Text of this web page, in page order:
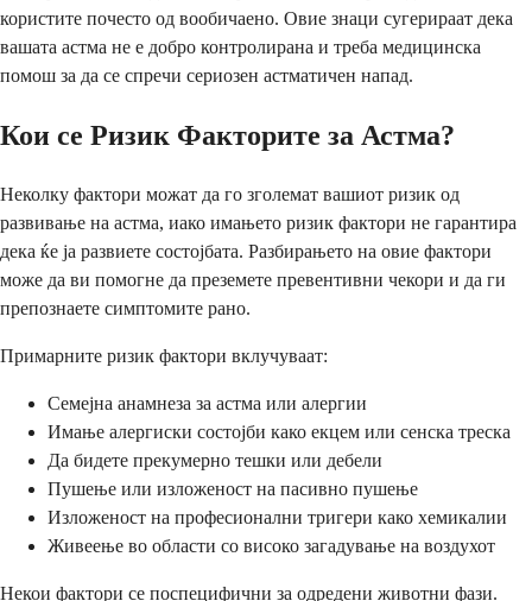
користите почесто од вообичаено. Овие знаци сугерираат дека
вашата астма не е добро контролирана и треба медицинска
помош за да се спречи сериозен астматичен напад.
Кои се Ризик Факторите за Астма?
Неколку фактори можат да го зголемат вашиот ризик од
развивање на астма, иако имањето ризик фактори не гарантира
дека ќе ја развиете состојбата. Разбирањето на овие фактори
може да ви помогне да преземете превентивни чекори и да ги
препознаете симптомите рано.
Примарните ризик фактори вклучуваат:
Семејна анамнеза за астма или алергии
Имање алергиски состојби како екцем или сенска треска
Да бидете прекумерно тешки или дебели
Пушење или изложеност на пасивно пушење
Изложеност на професионални тригери како хемикалии
Живеење во области со високо загадување на воздухот
Некои фактори се поспецифични за одредени животни фази.